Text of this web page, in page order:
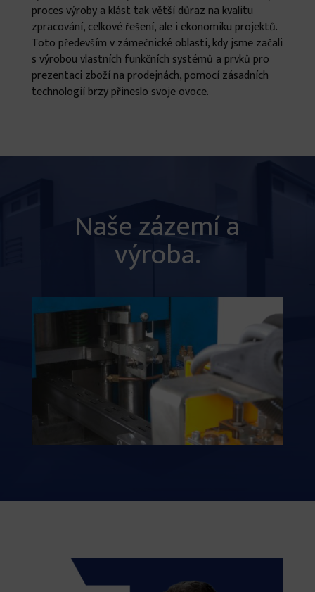
proces výroby a klást tak větší důraz na kvalitu
zpracování, celkové řešení, ale i ekonomiku projektů.
Toto především v zámečnické oblasti, kdy jsme začali
s výrobou vlastních funkčních systémů a prvků pro
prezentaci zboží na prodejnách, pomocí zásadních
technologií brzy přineslo svoje ovoce.
Naše zázemí a
výroba.